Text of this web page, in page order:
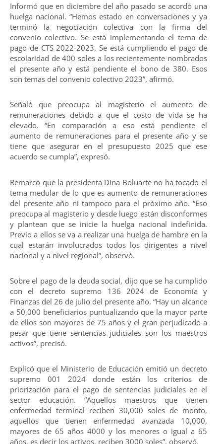
Informó que en diciembre del año pasado se acordó una
huelga nacional. “Hemos estado en conversaciones y ya
terminó la negociación colectiva con la firma del
convenio colectivo. Se está implementando el tema de
pago de CTS 2022-2023. Se está cumpliendo el pago de
escolaridad de 400 soles a los recientemente nombrados
el presente año y está pendiente el bono de 380. Esos
son temas del convenio colectivo 2023”, afirmó.
Señaló que preocupa al magisterio el aumento de
remuneraciones debido a que el costo de vida se ha
elevado. “En comparación a eso está pendiente el
aumento de remuneraciones para el presente año y se
tiene que asegurar en el presupuesto 2025 que ese
acuerdo se cumpla”, expresó.
Remarcó que la presidenta Dina Boluarte no ha tocado el
tema medular de lo que es aumento de remuneraciones
del presente año ni tampoco para el próximo año. “Eso
preocupa al magisterio y desde luego están disconformes
y plantean que se inicie la huelga nacional indefinida.
Previo a ellos se va a realizar una huelga de hambre en la
cual estarán involucrados todos los dirigentes a nivel
nacional y a nivel regional”, observó.
Sobre el pago de la deuda social, dijo que se ha cumplido
con el decreto supremo 136 2024 de Economía y
Finanzas del 26 de julio del presente año. “Hay un alcance
a 50,000 beneficiarios puntualizando que la mayor parte
de ellos son mayores de 75 años y el gran perjudicado a
pesar que tiene sentencias judiciales son los maestros
activos”, precisó.
Explicó que el Ministerio de Educación emitió un decreto
supremo 001 2024 donde están los criterios de
priorización para el pago de sentencias judiciales en el
sector educación. “Aquellos maestros que tienen
enfermedad terminal reciben 30,000 soles de monto,
aquellos que tienen enfermedad avanzada 10,000,
mayores de 65 años 4000 y los menores o igual a 65
años, es decir los activos, reciben 3000 soles”, observó.